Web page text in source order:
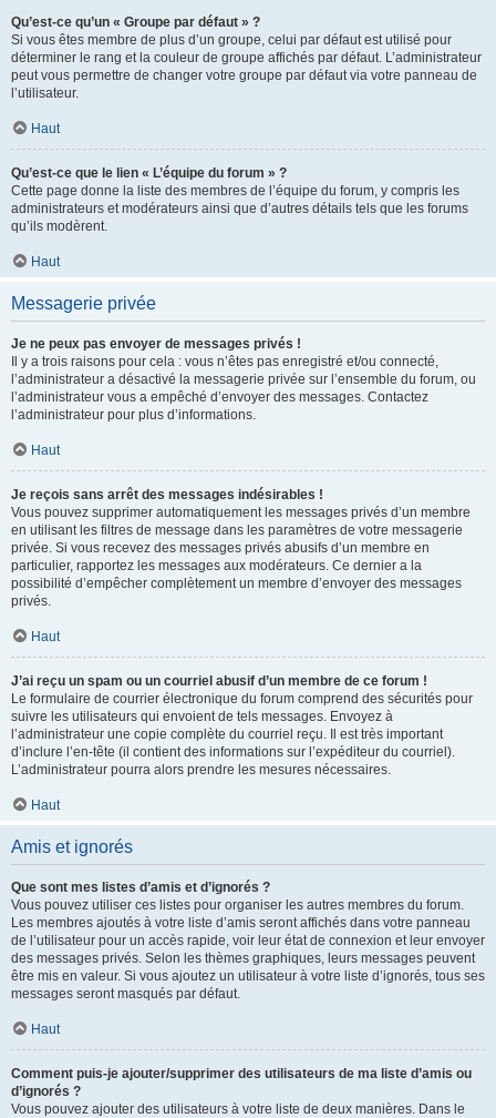
Qu’est-ce qu’un « Groupe par défaut » ?
Si vous êtes membre de plus d’un groupe, celui par défaut est utilisé pour
déterminer le rang et la couleur de groupe affichés par défaut. L’administrateur
peut vous permettre de changer votre groupe par défaut via votre panneau de
l’utilisateur.
Haut
Qu’est-ce que le lien « L’équipe du forum » ?
Cette page donne la liste des membres de l’équipe du forum, y compris les
administrateurs et modérateurs ainsi que d’autres détails tels que les forums
qu’ils modèrent.
Haut
Messagerie privée
Je ne peux pas envoyer de messages privés !
Il y a trois raisons pour cela : vous n’êtes pas enregistré et/ou connecté,
l’administrateur a désactivé la messagerie privée sur l’ensemble du forum, ou
l’administrateur vous a empêché d’envoyer des messages. Contactez
l’administrateur pour plus d’informations.
Haut
Je reçois sans arrêt des messages indésirables !
Vous pouvez supprimer automatiquement les messages privés d’un membre
en utilisant les filtres de message dans les paramètres de votre messagerie
privée. Si vous recevez des messages privés abusifs d’un membre en
particulier, rapportez les messages aux modérateurs. Ce dernier a la
possibilité d’empêcher complètement un membre d’envoyer des messages
privés.
Haut
J’ai reçu un spam ou un courriel abusif d’un membre de ce forum !
Le formulaire de courrier électronique du forum comprend des sécurités pour
suivre les utilisateurs qui envoient de tels messages. Envoyez à
l’administrateur une copie complète du courriel reçu. Il est très important
d’inclure l’en-tête (il contient des informations sur l’expéditeur du courriel).
L’administrateur pourra alors prendre les mesures nécessaires.
Haut
Amis et ignorés
Que sont mes listes d’amis et d’ignorés ?
Vous pouvez utiliser ces listes pour organiser les autres membres du forum.
Les membres ajoutés à votre liste d’amis seront affichés dans votre panneau
de l’utilisateur pour un accès rapide, voir leur état de connexion et leur envoyer
des messages privés. Selon les thèmes graphiques, leurs messages peuvent
être mis en valeur. Si vous ajoutez un utilisateur à votre liste d’ignorés, tous ses
messages seront masqués par défaut.
Haut
Comment puis-je ajouter/supprimer des utilisateurs de ma liste d’amis ou
d’ignorés ?
Vous pouvez ajouter des utilisateurs à votre liste de deux manières. Dans le